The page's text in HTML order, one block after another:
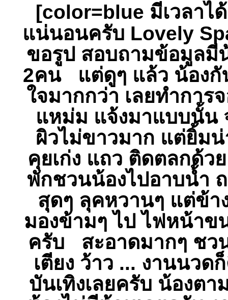
[color=blue มีเวลาไ
แน่นอนครับ Lovely
ขอรูป สอบถามข้อมูลมี
2คน แต่ดูๆ แล้ว น้องกั
ใจมากกว่า เลยทำกา
แหม่ม แจ้งมาแบบนั้น
ผิวไม่ขาวมาก แต่ยิ้ม
คุยเก่ง แถว ติดตลกด้ว
พักชวนน้องไปอาบน้ำ
สุดๆ ลุคหวานๆ แต่ข้า
มองข้ามๆ ไป ไฟหน้า
ครับ สะอาดมากๆ ชว
เตียง ว้าว ... งานนว
บันเทิงเลยครับ น้องต